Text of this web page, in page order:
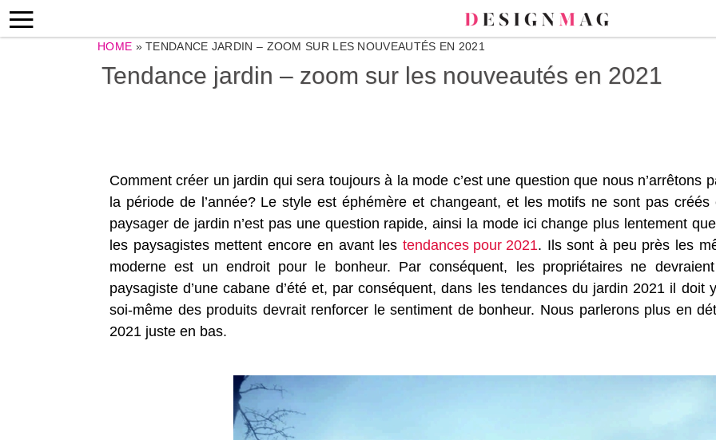
HOME »TENDANCE JARDIN – ZOOM SUR LES NOUVEAUTÉS EN 2021
Tendance jardin – zoom sur les nouveautés en 2021
Comment créer un jardin qui sera toujours à la mode c’est une question que nous n’arrêtons
la période de l’année? Le style est éphémère et changeant, et les motifs ne sont pas
paysager de jardin n’est pas une question rapide, ainsi la mode ici change plus lentement
les paysagistes mettent encore en avant les tendances pour 2021. Ils sont à peu près les
moderne est un endroit pour le bonheur. Par conséquent, les propriétaires ne
paysagiste d’une cabane d’été et, par conséquent, dans les tendances du jardin 2021 il
soi-même des produits devrait renforcer le sentiment de bonheur. Nous parlerons plus en
2021 juste en bas.